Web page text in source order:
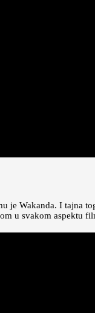
je Wakanda. I tajna
u svakom aspektu